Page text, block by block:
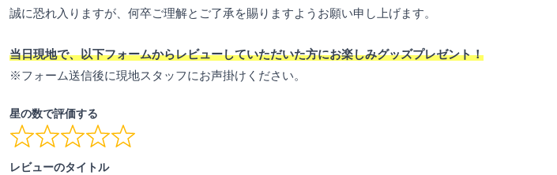
誠に恐れ入りますが、何卒ご理解とご了承を賜りますようお願い申し上げます。
当日現地で、以下フォームからレビューしていただいた方にお楽しみグッズプレゼント！
※フォーム送信後に現地スタッフにお声掛けください。
星の数で評価する
レビューのタイトル